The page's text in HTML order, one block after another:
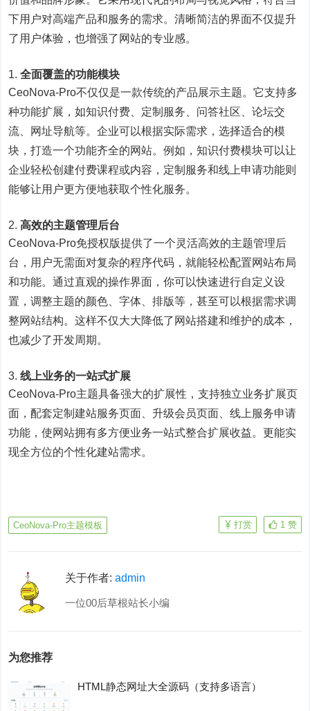
下用户对高端产品和服务的需求。清晰简洁的界面不仅提升
了用户体验，也增强了网站的专业感。
全面覆盖的功能模块
CeoNova-Pro不仅仅是一款传统的产品展示主题。它支持多
种功能扩展，如知识付费、定制服务、问答社区、论坛交
流、网址导航等。企业可以根据实际需求，选择适合的模
块，打造一个功能齐全的网站。例如，知识付费模块可以让
企业轻松创建付费课程或内容，定制服务和线上申请功能则
能够让用户更方便地获取个性化服务。
高效的主题管理后台
CeoNova-Pro免授权版提供了一个灵活高效的主题管理后
台，用户无需面对复杂的程序代码，就能轻松配置网站布局
和功能。通过直观的操作界面，你可以快速进行自定义设
置，调整主题的颜色、字体、排版等，甚至可以根据需求调
整网站结构。这样不仅大大降低了网站搭建和维护的成本，
也减少了开发周期。
线上业务的一站式扩展
CeoNova-Pro主题具备强大的扩展性，支持独立业务扩展页
面，配套定制建站服务页面、升级会员页面、线上服务申请
功能，使网站拥有多方便业务一站式整合扩展收益。更能实
现全方位的个性化建站需求。
CeoNova-Pro主题模板 1 赞
打赏
关于作者:admin
一位00后草根站长小编
为您推荐
HTML静态网址大全源码（支持多语言）